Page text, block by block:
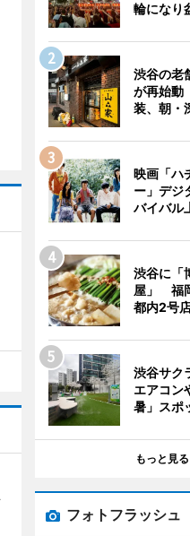
輪になり
渋谷の老
が再始
装、朝・
映画「ハ
ー」デジ
バイバル
渋谷に「
屋」 福
都内2号
渋谷サク
エアコン
暑」スポ
もっと見る
フォトフラッシュ